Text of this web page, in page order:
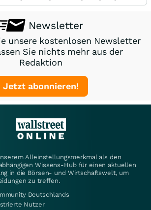
Newsletter
unsere kostenlosen Newsletter
Sie nichts mehr aus der
Redaktion
Jetzt abonnieren!
Alleinstellungsmerkmal als den
Wissens-Hub für einen aktuellen
in die Börsen- und Wirtschaftswelt, um
zu treffen.
Deutschlands
Nutzer